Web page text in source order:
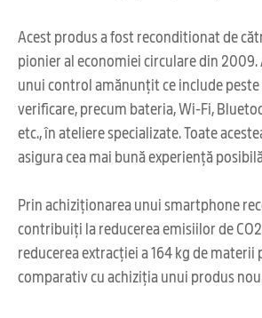
Acest produs a fost reconditionat de
pionier al economiei circulare din 2009.
unui control amănunțit ce include
verificare, precum bateria, Wi-Fi,
etc., în ateliere specializate. Toate
asigura cea mai bună experiență
Prin achiziționarea unui smartphone
contribuiți la reducerea emisiilor de
reducerea extracției a 164 kg de
comparativ cu achiziția unui produs